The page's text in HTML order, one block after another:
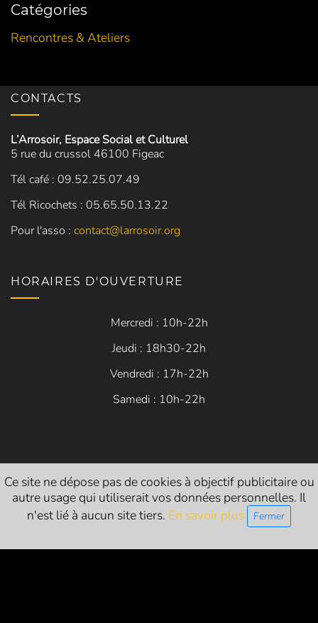
Catégories
Rencontres & Ateliers
CONTACTS
L’Arrosoir, Espace Social et Culturel
5 rue du crussol 46100 Figeac
Tél café : 09.52.25.07.49
Tél Ricochets : 05.65.50.13.22
Pour l'asso : contact@larrosoir.org
HORAIRES D'OUVERTURE
Mercredi : 10h-22h
Jeudi : 18h30-22h
Vendredi : 17h-22h
Samedi : 10h-22h
Siret: 84054683200014
Licences d’entrepreneur de spectacle vivant :
L-R-24-1822 (catégorie 2 - producteur)
Ce site ne dépose pas de cookies à objectif publicitaire ou
autre usage qui utiliserait vos données personnelles. Il
n'est lié à aucun site tiers. En savoir plus Fermer